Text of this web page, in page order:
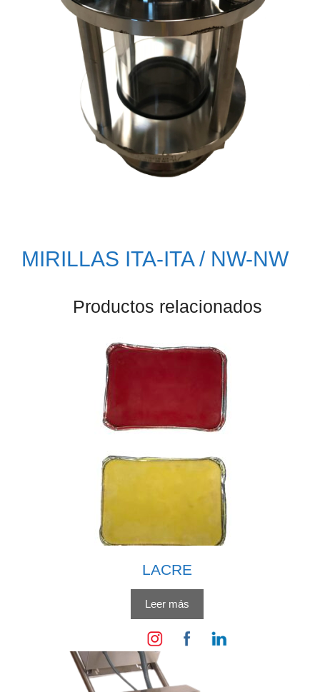
MIRILLAS ITA-ITA / NW-NW
Productos relacionados
LACRE
Leer más